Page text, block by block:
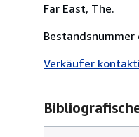
Far East, The.
Bestandsnummer
Verkäufer